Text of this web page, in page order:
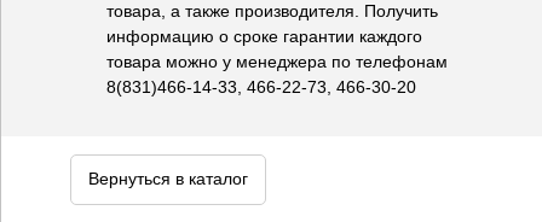
товара, а также производителя. Получить
информацию о сроке гарантии каждого
товара можно у менеджера по телефонам
8(831)466-14-33, 466-22-73, 466-30-20
Вернуться в каталог